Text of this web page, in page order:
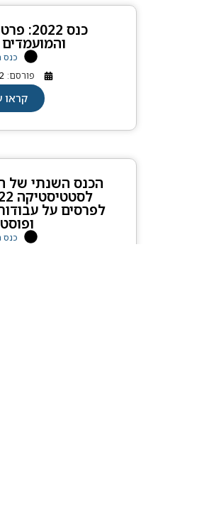
כנס
כנס
פורסם: 2 יוני, 2022
קראו
הכנס השנתי של
לפרסים על
כנס